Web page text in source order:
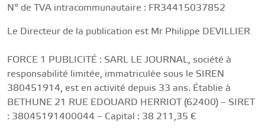
N° de TVA intracommunautaire : FR34415037852
Le Directeur de la publication est Mr Philippe DEVILLIER
FORCE 1 PUBLICITÉ : SARL LE JOURNAL, société à
responsabilité limitée, immatriculée sous le SIREN
380451914, est en activité depuis 33 ans. Établie à
BETHUNE 21 RUE EDOUARD HERRIOT (62400) – SIRET
: 38045191400044 – Capital : 38 211,35 €